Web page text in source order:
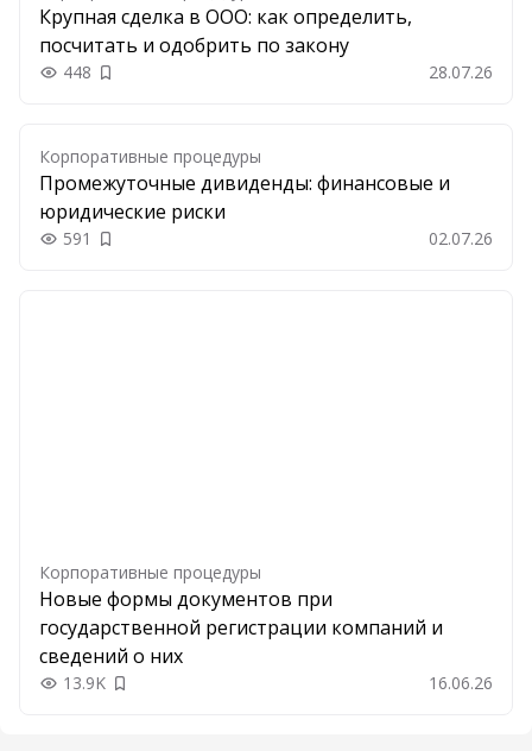
Крупная сделка в ООО: как определить,
посчитать и одобрить по закону
448 Добавить в закладки 28.07.26
Корпоративные процедуры
Промежуточные дивиденды: финансовые и
юридические риски
591 Добавить в закладки 02.07.26
Корпоративные процедуры
Новые формы документов при
государственной регистрации компаний и
сведений о них
13.9K Добавить в закладки 16.06.26